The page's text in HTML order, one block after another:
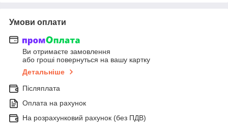
Умови оплати
Ви отримаєте замовлення
або гроші повернуться на вашу картку
Детальніше
Післяплата
Оплата на рахунок
На розрахунковий рахунок (без ПДВ)